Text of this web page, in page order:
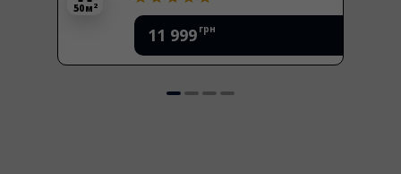
11 999 грн
50 м 2